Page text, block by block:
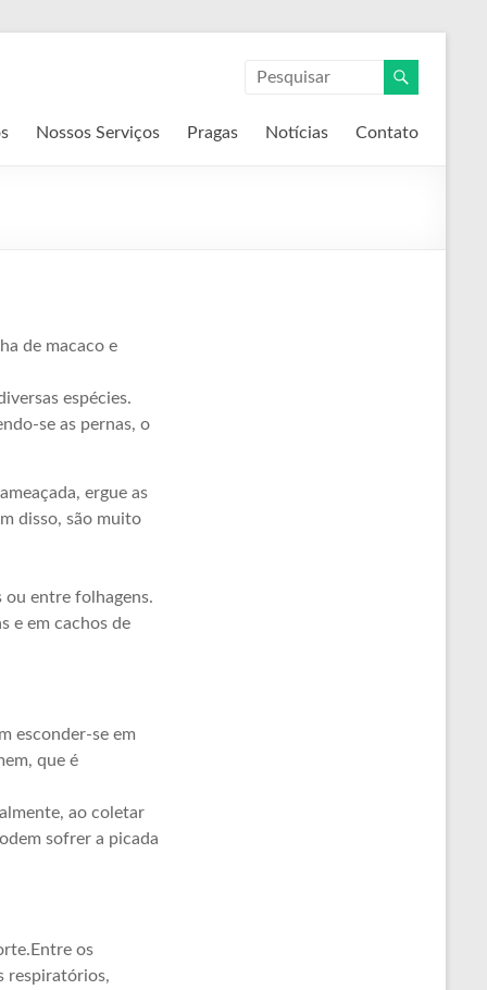
Nossos Serviços Pragas Notícias Contato
de macaco e
espécies.
se as pernas, o
ergue as
disso, são muito
ou entre folhagens.
e em cachos de
esconder-se em
que é
ao coletar
sofrer a picada
os
respiratórios,